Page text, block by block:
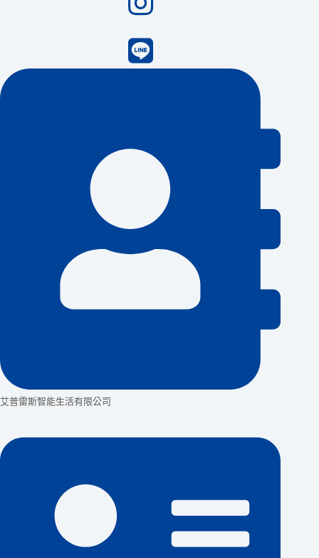
艾普雷斯智能生活有限公司